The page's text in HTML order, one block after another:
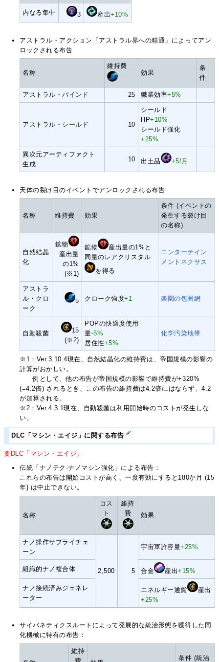
内なる集中 3 産出+10%
アストラル・アクション「アストラル界への精通」によってアン
ロックされる布告
名称
維持費
効果
条
件
アストラル・バインド 25 職業効率+5%
アストラル・シールド 10
シールド
HP+10%
シールド強化
+25%
異次元アーティファクト
生成
10 出土品 +5/月
天体の裂け目のイベントでアンロックされる布告
名称 維持費 効果
条件 (イベントの
発生する裂け目
の名称)
自然結晶
化
鉱物
産出量
の1%
(※1)
鉱物
産出量の1%と
同量のレアクリスタル
を得る
エンターテイン
メントネクサス
アストラ
ル・クロ
ーク
5 クローク強度+1 楽園の包囲網
自動殺菌
15
(※2)
POPの快適度使用
量-5%
居住性+5%
化学汚染地帯
※1：Ver.3.10.4現在、自然結晶化の維持費は、帝国規模の影響の
計算がおかしい。
例として、他の布告が帝国規模の影響で維持費が+320%
(=4.2倍) されるとき、この布告の維持費は4.2倍にはならず、4.2
が加算される。
※2：Ver.4.3.1現在、自動殺菌は利用開始時のコストが発生しな
い。
DLC「マシン・エイジ」に関する布告
要DLC「マシン・エイジ」
伝統「ナノテク-ナノマシン強化」による布告：
これらの布告は開始コストが高く、一度有効にすると180か月 (15
年) は中止できない。
名称
コス
ト
維持
費
効果
ナノ操作サプライチェ
ーン
2,500 5
宇宙軍許容量+25%
組織的ナノ複合体 合金 産出+15%
ナノ接続済みジェネレ
ーター
エネルギー通貨
産出
+25%
サイバネティクスルートによって発展的な統治形態を獲得した同
化機械に特有の布告：
維持
条件 (統治